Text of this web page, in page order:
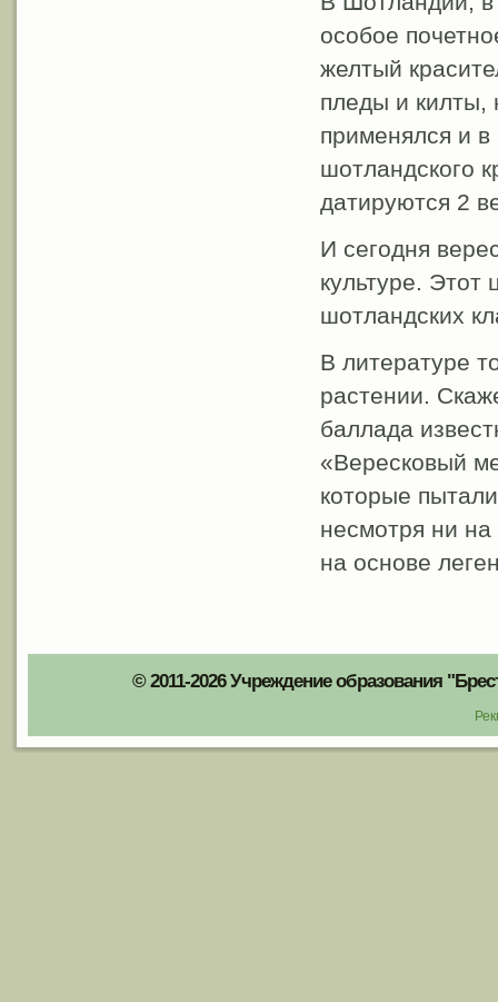
особое
желтый
пледы и килты,
применялся и в
шотландского
датируются 2
И сегодня
культуре. Этот
шотландских
В литературе
растении.
баллада
«Вересковый
которые
несмотря ни
на основе
© 2011-2026 Учреждение образования